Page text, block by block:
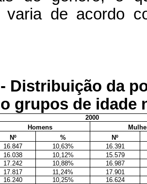
varia de acordo
Distribuição da
grupos de idade
2000
Homens
Nº
%
Nº
16.847 10,63%
16.391
16.038 10,12%
15.579
17.242 10,88%
16.987
17.817 11,24%
17.901
16.240 10,25%
16.624